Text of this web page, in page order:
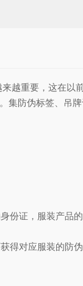
越重要，这在以
防伪标签、吊牌
证，服装产品的
得对应服装的防伪